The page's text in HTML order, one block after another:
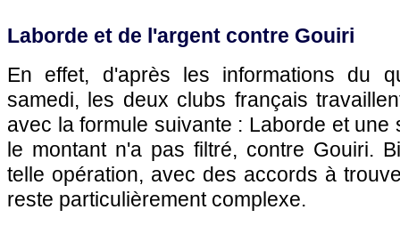
Laborde et de l'argent contre Gouiri
En effet, d'après les informations du
samedi, les deux clubs français
avec la formule suivante : Laborde et une
le montant n'a pas filtré, contre Gouiri.
telle opération, avec des accords à
reste particulièrement complexe.